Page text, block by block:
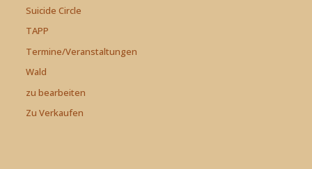
Suicide Circle
TAPP
Termine/Veranstaltungen
Wald
zu bearbeiten
Zu Verkaufen